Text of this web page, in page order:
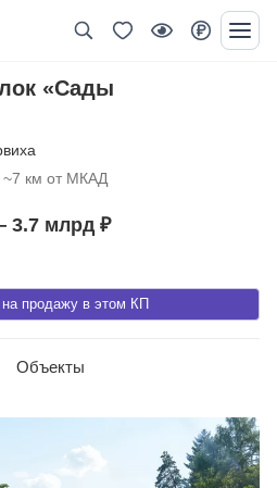
«Сады
~7 км от МКАД
на продажу в этом КП
3.7 млрд ₽
Объекты